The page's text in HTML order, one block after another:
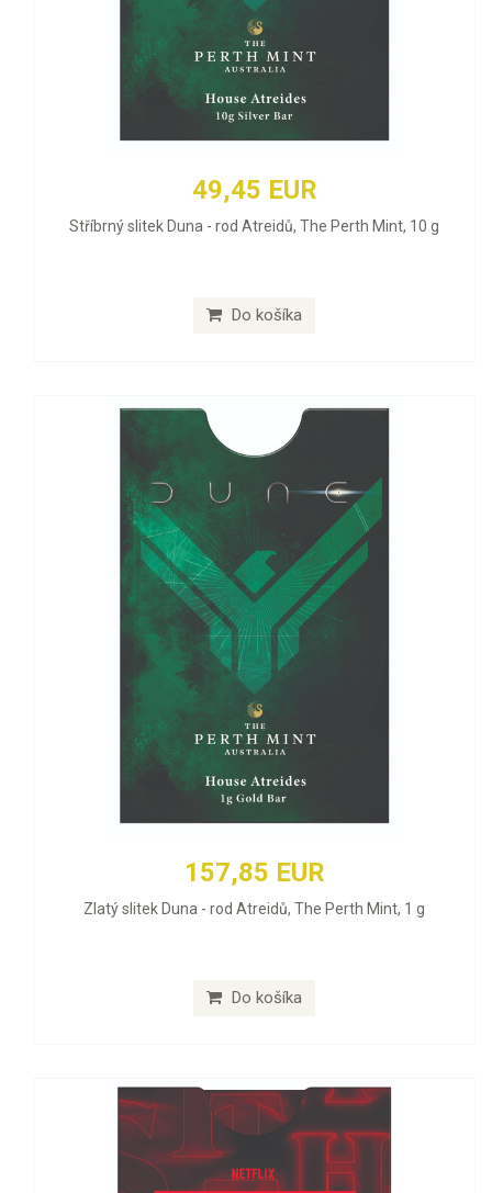
49,45 EUR
Stříbrný slitek Duna - rod Atreidů, The Perth Mint, 10 g
Do košíka
157,85 EUR
Zlatý slitek Duna - rod Atreidů, The Perth Mint, 1 g
Do košíka